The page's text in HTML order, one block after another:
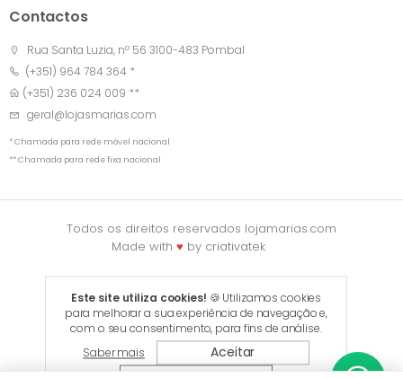
Contactos
Rua Santa Luzia, nº 56 3100-483 Pombal
(+351) 964 784 364 *
(+351) 236 024 009 **
geral@lojasmarias.com
* Chamada para rede móvel nacional
** Chamada para rede fixa nacional
Todos os direitos reservados lojamarias.com
Made with ♥ by criativatek
Este site utiliza cookies! 🍪 Utilizamos cookies
para melhorar a sua experiência de navegação e,
com o seu consentimento, para fins de análise.
Saber mais
Aceitar